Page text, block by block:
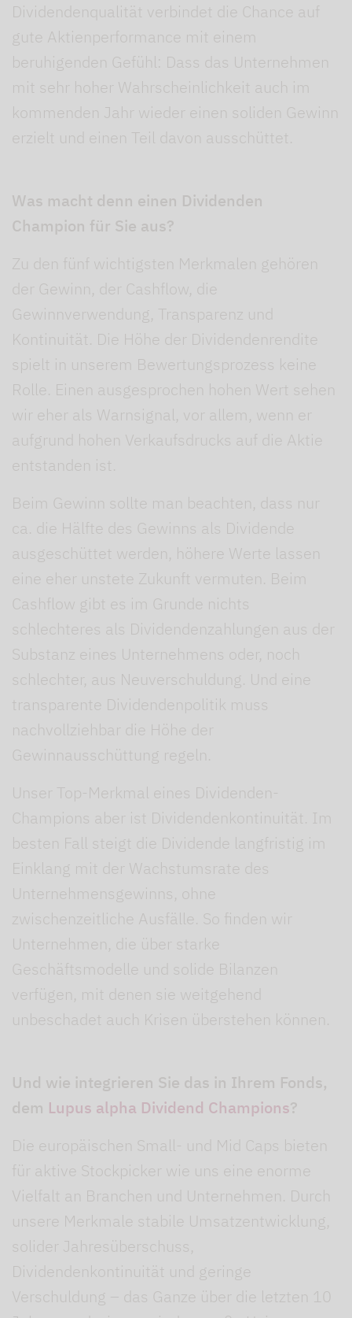
Dividendenqualität verbindet die Chance auf
gute Aktienperformance mit einem
beruhigenden Gefühl: Dass das Unternehmen
mit sehr hoher Wahrscheinlichkeit auch im
kommenden Jahr wieder einen soliden Gewinn
erzielt und einen Teil davon ausschüttet.
Was macht denn einen Dividenden
Champion für Sie aus?
Zu den fünf wichtigsten Merkmalen gehören
der Gewinn, der Cashflow, die
Gewinnverwendung, Transparenz und
Kontinuität. Die Höhe der Dividendenrendite
spielt in unserem Bewertungsprozess keine
Rolle. Einen ausgesprochen hohen Wert sehen
wir eher als Warnsignal, vor allem, wenn er
aufgrund hohen Verkaufsdrucks auf die Aktie
entstanden ist.
Beim Gewinn sollte man beachten, dass nur
ca. die Hälfte des Gewinns als Dividende
ausgeschüttet werden, höhere Werte lassen
eine eher unstete Zukunft vermuten. Beim
Cashflow gibt es im Grunde nichts
schlechteres als Dividendenzahlungen aus der
Substanz eines Unternehmens oder, noch
schlechter, aus Neuverschuldung. Und eine
transparente Dividendenpolitik muss
nachvollziehbar die Höhe der
Gewinnausschüttung regeln.
Unser Top-Merkmal eines Dividenden-
Champions aber ist Dividendenkontinuität. Im
besten Fall steigt die Dividende langfristig im
Einklang mit der Wachstumsrate des
Unternehmensgewinns, ohne
zwischenzeitliche Ausfälle. So finden wir
Unternehmen, die über starke
Geschäftsmodelle und solide Bilanzen
verfügen, mit denen sie weitgehend
unbeschadet auch Krisen überstehen können.
Und wie integrieren Sie das in Ihrem Fonds,
dem Lupus alpha Dividend Champions?
Die europäischen Small- und Mid Caps bieten
für aktive Stockpicker wie uns eine enorme
Vielfalt an Branchen und Unternehmen. Durch
unsere Merkmale stabile Umsatzentwicklung,
solider Jahresüberschuss,
Dividendenkontinuität und geringe
Verschuldung – das Ganze über die letzten 10